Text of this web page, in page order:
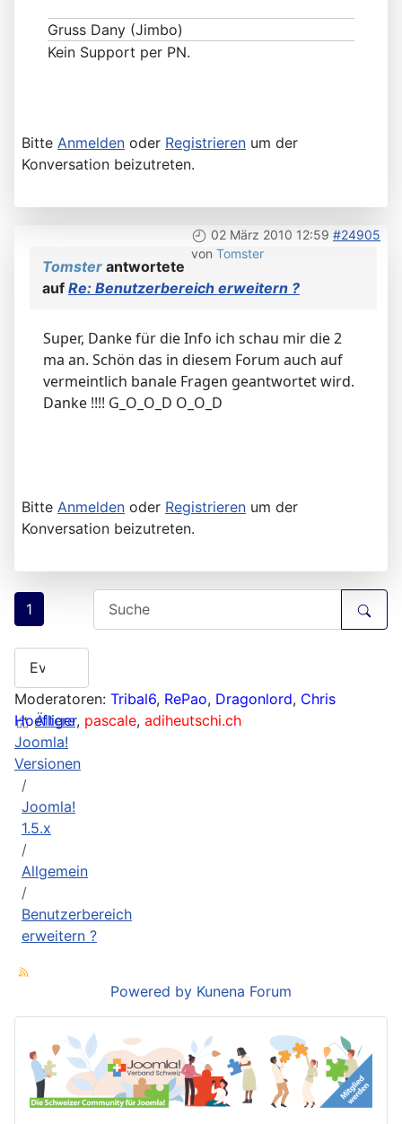
Gruss Dany (Jimbo)
Kein Support per PN.
Bitte Anmelden oder Registrieren um der
Konversation beizutreten.
02 März 2010 12:59 #24905
von Tomster
Tomster antwortete
auf Re: Benutzerbereich erweitern ?
Super, Danke für die Info ich schau mir die 2
ma an. Schön das in diesem Forum auch auf
vermeintlich banale Fragen geantwortet wird.
Danke !!!! G_O_O_D O_O_D
Bitte Anmelden oder Registrieren um der
Konversation beizutreten.
1
Moderatoren: Tribal6, RePao, Dragonlord, Chris
Hoefliger, pascale, adiheutschi.ch
Ältere
Joomla!
Versionen
Joomla!
1.5.x
Allgemein
Benutzerbereich
erweitern ?
Powered by Kunena Forum